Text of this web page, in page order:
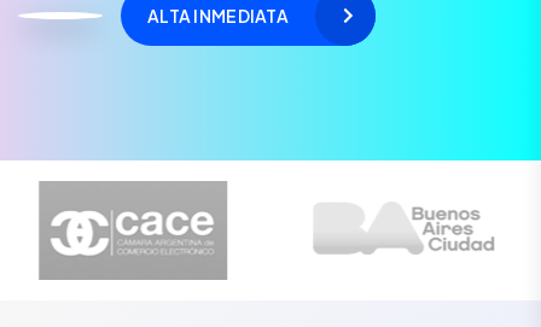
ALTA INMEDIATA